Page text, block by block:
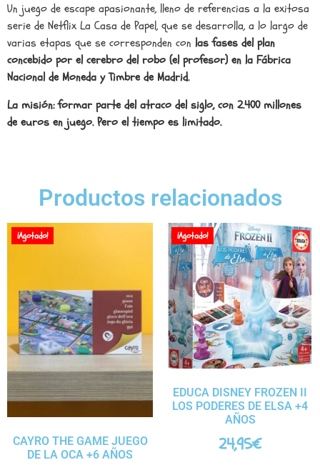
Un juego de escape apasionante, lleno de referencias a la exitosa
serie de Netflix La Casa de Papel, que se desarrolla, a lo largo de
varias etapas que se corresponden con las fases del plan
concebido por el cerebro del robo (el profesor) en la Fábrica
Nacional de Moneda y Timbre de Madrid.
La misión: formar parte del atraco del siglo, con 2.400 millones
de euros en juego. Pero el tiempo es limitado.
Productos relacionados
¡Agotado!
CAYRO THE GAME JUEGO
DE LA OCA +6 AÑOS
¡Agotado!
EDUCA DISNEY FROZEN II
LOS PODERES DE ELSA +4
AÑOS
24,95€